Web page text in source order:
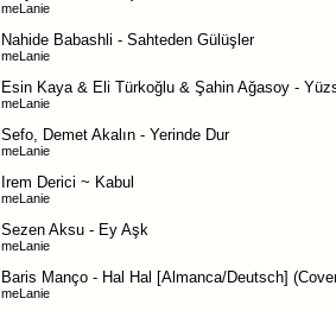
meLanie
Nahide Babashli - Sahteden Gülüşler
meLanie
Esin Kaya & Eli Türkoğlu & Şahin Ağasoy -
meLanie
Sefo, Demet Akalın - Yerinde Dur
meLanie
Irem Derici ~ Kabul
meLanie
Sezen Aksu - Ey Aşk
meLanie
Baris Manço - Hal Hal [Almanca/Deutsch]
meLanie